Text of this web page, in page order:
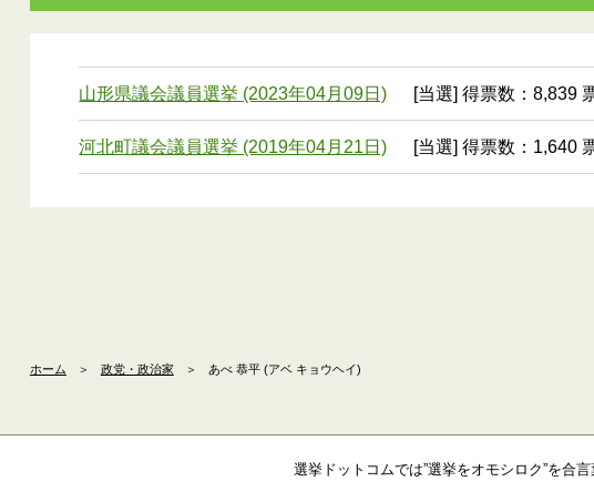
山形県議会議員選挙 (2023年04月09日) [当選] 得票数：8,839
河北町議会議員選挙 (2019年04月21日) [当選] 得票数：1,640
ホーム ＞ 政党・政治家 ＞ あべ 恭平 (アベ キョウヘイ)
選挙ドットコムでは”選挙をオモシロク”を合